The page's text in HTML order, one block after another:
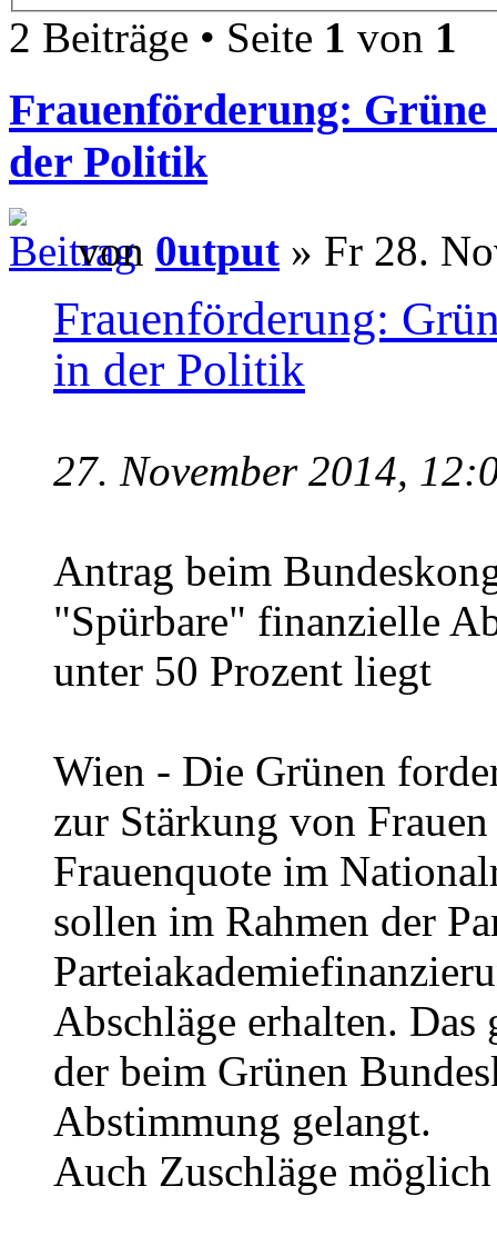
2 Beiträge • Seite 1 von 1
Frauenförderung:
der Politik
von 0utput » Fr 28.
Frauenförderung:
in der Politik
27. November 2014,
Antrag beim
"Spürbare" finanzielle
unter 50 Prozent liegt
Wien - Die Grünen
zur Stärkung von
Frauenquote im
sollen im Rahmen der
Abschläge erhalten. Das
der beim Grünen
Abstimmung gelangt.
Auch Zuschläge möglich